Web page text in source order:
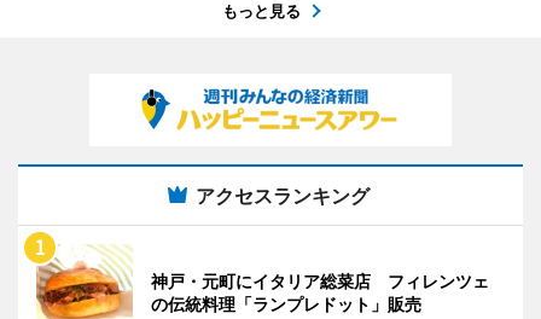
もっと見る
アクセスランキング
神戸・元町にイタリア総菜店 フィレンツェ
の伝統料理「ランプレドット」販売